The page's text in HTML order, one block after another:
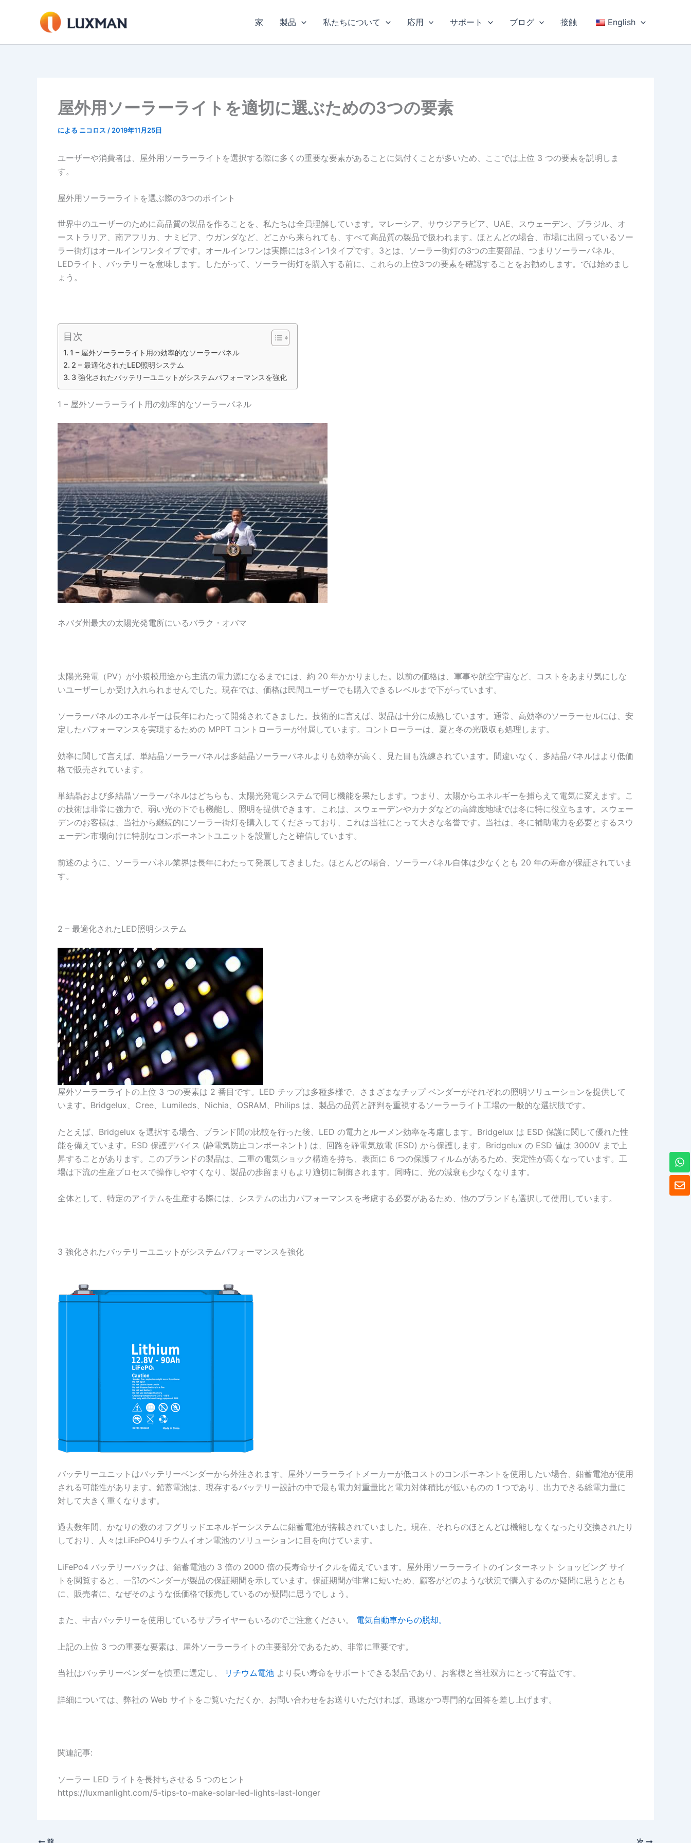
ス
家 製品 私たちについて 応用 サポート ブログ 接触 English
屋外用ソーラーライトを適切に選ぶための3つの要素
による ニコロス / 2019年11月25日
ユーザーや消費者は、屋外用ソーラーライトを選択する際に多くの重要な要素があることに気付くことが多いため、ここでは上位 3 つの要素を説明しま
す。
屋外用ソーラーライトを選ぶ際の3つのポイント
世界中のユーザーのために高品質の製品を作ることを、私たちは全員理解しています。マレーシア、サウジアラビア、UAE、スウェーデン、ブラジル、オ
ーストラリア、南アフリカ、ナミビア、ウガンダなど、どこから来られても、すべて高品質の製品で扱われます。ほとんどの場合、市場に出回っているソー
ラー街灯はオールインワンタイプです。オールインワンは実際には3イン1タイプです。3とは、ソーラー街灯の3つの主要部品、つまりソーラーパネル、
LEDライト、バッテリーを意味します。したがって、ソーラー街灯を購入する前に、これらの上位3つの要素を確認することをお勧めします。では始めまし
ょう。
目次
1 – 屋外ソーラーライト用の効率的なソーラーパネル
2 – 最適化されたLED照明システム
3 強化されたバッテリーユニットがシステムパフォーマンスを強化
1 – 屋外ソーラーライト用の効率的なソーラーパネル
ネバダ州最大の太陽光発電所にいるバラク・オバマ
太陽光発電（PV）が小規模用途から主流の電力源になるまでには、約 20 年かかりました。以前の価格は、軍事や航空宇宙など、コストをあまり気にしな
いユーザーしか受け入れられませんでした。現在では、価格は民間ユーザーでも購入できるレベルまで下がっています。
ソーラーパネルのエネルギーは長年にわたって開発されてきました。技術的に言えば、製品は十分に成熟しています。通常、高効率のソーラーセルには、安
定したパフォーマンスを実現するための MPPT コントローラーが付属しています。コントローラーは、夏と冬の光吸収も処理します。
効率に関して言えば、単結晶ソーラーパネルは多結晶ソーラーパネルよりも効率が高く、見た目も洗練されています。間違いなく、多結晶パネルはより低価
格で販売されています。
単結晶および多結晶ソーラーパネルはどちらも、太陽光発電システムで同じ機能を果たします。つまり、太陽からエネルギーを捕らえて電気に変えます。こ
の技術は非常に強力で、弱い光の下でも機能し、照明を提供できます。これは、スウェーデンやカナダなどの高緯度地域では冬に特に役立ちます。スウェー
デンのお客様は、当社から継続的にソーラー街灯を購入してくださっており、これは当社にとって大きな名誉です。当社は、冬に補助電力を必要とするスウ
ェーデン市場向けに特別なコンポーネントユニットを設置したと確信しています。
前述のように、ソーラーパネル業界は長年にわたって発展してきました。ほとんどの場合、ソーラーパネル自体は少なくとも 20 年の寿命が保証されていま
す。
2 – 最適化されたLED照明システム
屋外ソーラーライトの上位 3 つの要素は 2 番目です。LED チップは多種多様で、さまざまなチップ ベンダーがそれぞれの照明ソリューションを提供して
います。Bridgelux、Cree、Lumileds、Nichia、OSRAM、Philips は、製品の品質と評判を重視するソーラーライト工場の一般的な選択肢です。
たとえば、Bridgelux を選択する場合、ブランド間の比較を行った後、LED の電力とルーメン効率を考慮します。Bridgelux は ESD 保護に関して優れた性
能を備えています。ESD 保護デバイス (静電気防止コンポーネント) は、回路を静電気放電 (ESD) から保護します。Bridgelux の ESD 値は 3000V まで上
昇することがあります。このブランドの製品は、二重の電気ショック構造を持ち、表面に 6 つの保護フィルムがあるため、安定性が高くなっています。工
場は下流の生産プロセスで操作しやすくなり、製品の歩留まりもより適切に制御されます。同時に、光の減衰も少なくなります。
全体として、特定のアイテムを生産する際には、システムの出力パフォーマンスを考慮する必要があるため、他のブランドも選択して使用しています。
3 強化されたバッテリーユニットがシステムパフォーマンスを強化
バッテリーユニットはバッテリーベンダーから外注されます。屋外ソーラーライトメーカーが低コストのコンポーネントを使用したい場合、鉛蓄電池が使用
される可能性があります。鉛蓄電池は、現存するバッテリー設計の中で最も電力対重量比と電力対体積比が低いものの 1 つであり、出力できる総電力量に
対して大きく重くなります。
過去数年間、かなりの数のオフグリッドエネルギーシステムに鉛蓄電池が搭載されていました。現在、それらのほとんどは機能しなくなったり交換されたり
しており、人々はLiFePO4リチウムイオン電池のソリューションに目を向けています。
LiFePo4 バッテリーパックは、鉛蓄電池の 3 倍の 2000 倍の長寿命サイクルを備えています。屋外用ソーラーライトのインターネット ショッピング サイ
トを閲覧すると、一部のベンダーが製品の保証期間を示しています。保証期間が非常に短いため、顧客がどのような状況で購入するのか疑問に思うととも
に、販売者に、なぜそのような低価格で販売しているのか疑問に思うでしょう。
また、中古バッテリーを使用しているサプライヤーもいるのでご注意ください。 電気自動車からの脱却。
上記の上位 3 つの重要な要素は、屋外ソーラーライトの主要部分であるため、非常に重要です。
当社はバッテリーベンダーを慎重に選定し、 リチウム電池 より長い寿命をサポートできる製品であり、お客様と当社双方にとって有益です。
詳細については、弊社の Web サイトをご覧いただくか、お問い合わせをお送りいただければ、迅速かつ専門的な回答を差し上げます。
関連記事:
ソーラー LED ライトを長持ちさせる 5 つのヒント
https://luxmanlight.com/5-tips-to-make-solar-led-lights-last-longer
封
筒
ワ
ッ
ツ
ア
ッ